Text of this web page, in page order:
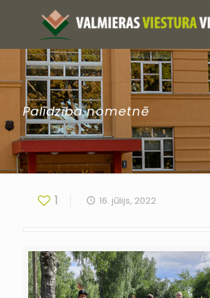
Palīdzība nometnē
1 16. jūlijs, 2022